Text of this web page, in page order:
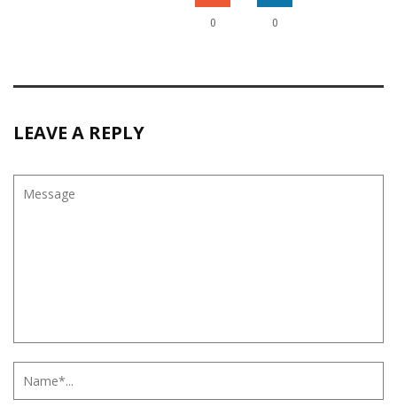
0 0
LEAVE A REPLY